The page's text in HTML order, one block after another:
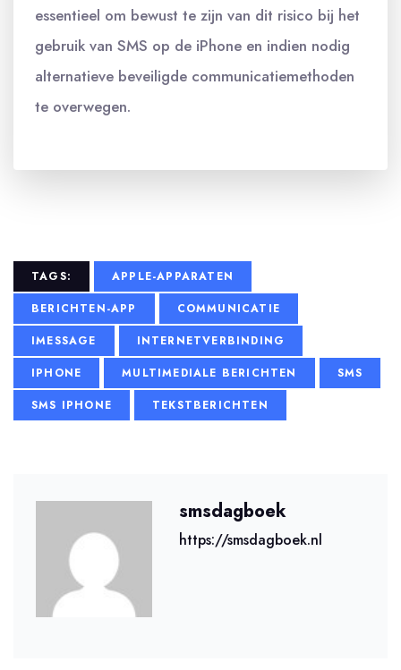
essentieel om bewust te zijn van dit risico bij het
gebruik van SMS op de iPhone en indien nodig
alternatieve beveiligde communicatiemethoden
te overwegen.
TAGS:
APPLE-APPARATEN
BERICHTEN-APP
COMMUNICATIE
IMESSAGE
INTERNETVERBINDING
IPHONE
MULTIMEDIALE BERICHTEN
SMS
SMS IPHONE
TEKSTBERICHTEN
smsdagboek
https://smsdagboek.nl